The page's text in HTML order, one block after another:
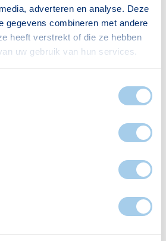
adverteren en analyse. Deze
gegevens combineren met andere
heeft verstrekt of die ze hebben
uw gebruik van hun services.
allemaal voor je. Zo vind je
er:
Supermarkten
Restaurants